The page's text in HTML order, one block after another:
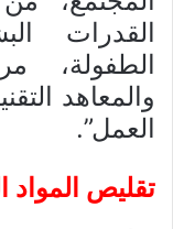
القدرات
الطفولة،
والمعاهد
العمل”.
تقليص المواد